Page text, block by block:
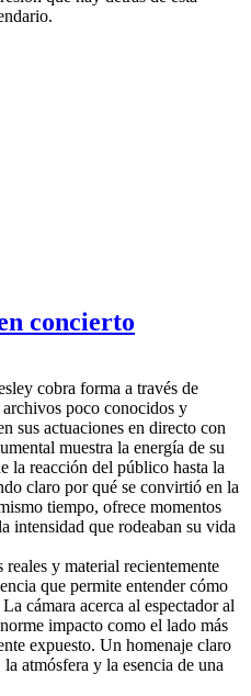
concierto
cobra forma a través de
poco conocidos y
sus actuaciones en directo con
muestra la energía de su
la reacción del público hasta la
claro por qué se convirtió en la
tiempo, ofrece momentos
intensidad que rodeaban su vida
y material recientemente
que permite entender cómo
cámara acerca al espectador al
impacto como el lado más
expuesto. Un homenaje claro
atmósfera y la esencia de una